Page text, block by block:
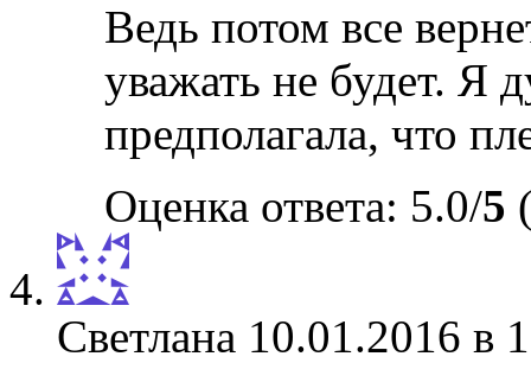
Ведь потом все
уважать не будет. Я
предполагала, что
Оценка ответа: 5.0/5
Светлана 10.01.2016 в